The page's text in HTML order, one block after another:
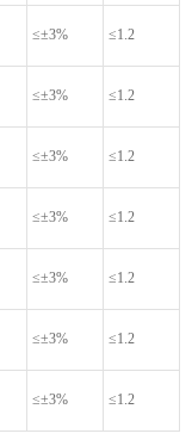
≤±3% ≤1.2
≤±3% ≤1.2
≤±3% ≤1.2
≤±3% ≤1.2
≤±3% ≤1.2
≤±3% ≤1.2
≤±3% ≤1.2